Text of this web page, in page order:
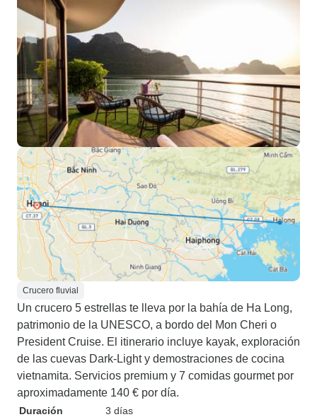
Crucero fluvial
Un crucero 5 estrellas te lleva por la bahía de Ha Long,
patrimonio de la UNESCO, a bordo del Mon Cheri o
President Cruise. El itinerario incluye kayak, exploración
de las cuevas Dark-Light y demostraciones de cocina
vietnamita. Servicios premium y 7 comidas gourmet por
aproximadamente 140 € por día.
Duración
3 días